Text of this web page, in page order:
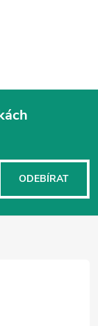
ODEBÍRAT